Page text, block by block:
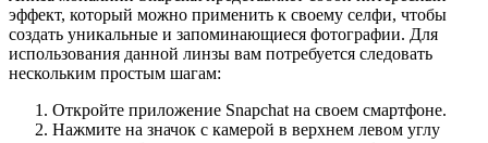
эффект, который можно применить к своему селфи, чтобы
создать уникальные и запоминающиеся фотографии. Для
использования данной линзы вам потребуется следовать
нескольким простым шагам:
Откройте приложение Snapchat на своем смартфоне.
Нажмите на значок с камерой в верхнем левом углу